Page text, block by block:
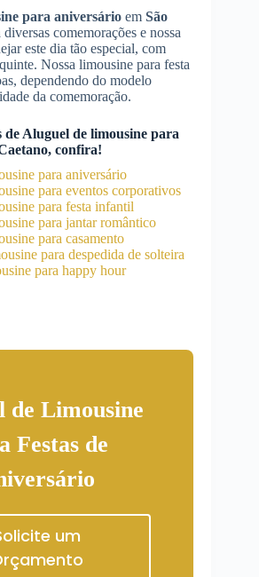
para aniversário em São
comemorações e nossa
este dia tão especial, com
Nossa limousine para festa
dependendo do modelo
da comemoração.
de Aluguel de limousine para
, confira!
para aniversário
para eventos corporativos
para festa infantil
para jantar romântico
para casamento
para despedida de solteira
para happy hour
de Limousine
Festas de
um